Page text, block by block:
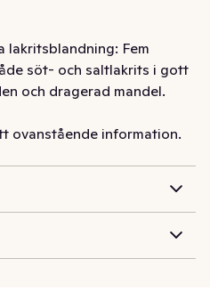
lakritsblandning: Fem
söt- och saltlakrits i gott
och dragerad mandel.
ovanstående information.